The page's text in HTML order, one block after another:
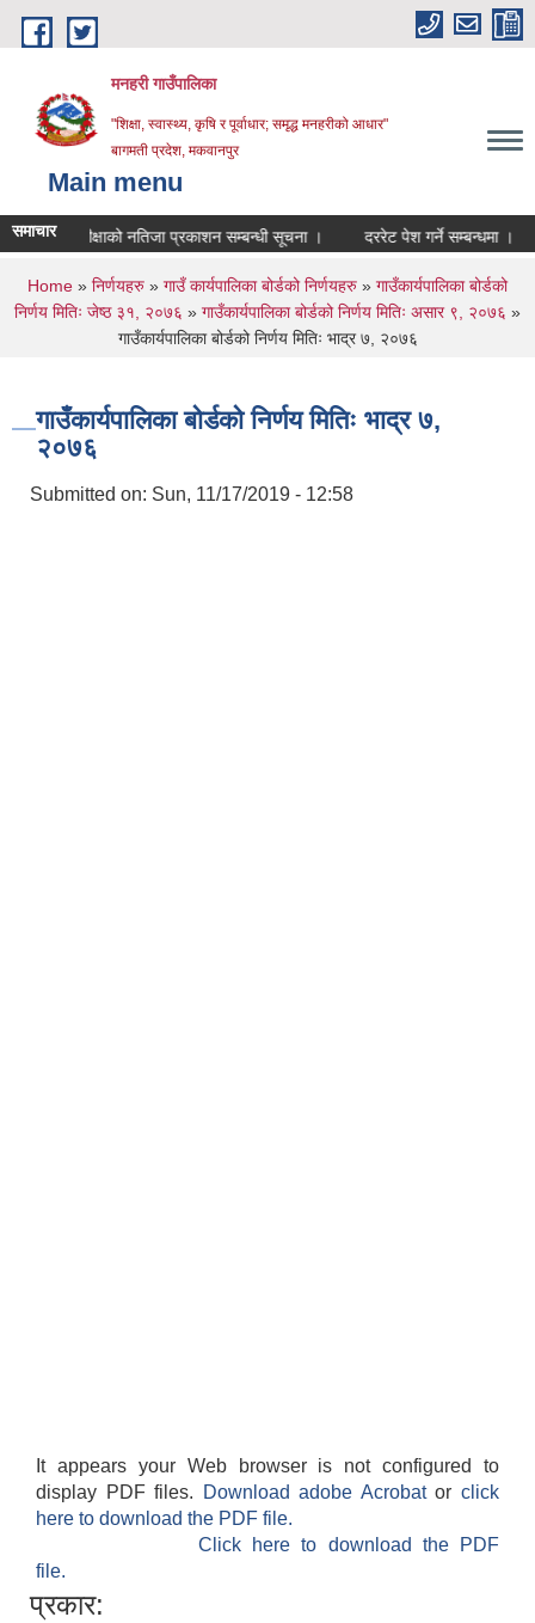
Skip to main content
मनहरी गाउँपालिका
"शिक्षा, स्वास्थ्य, कृषि र पूर्वाधार; समृद्ध मनहरीको आधार"
बागमती प्रदेश, मकवानपुर
Main menu
समाचार
परीक्षाको नतिजा प्रकाशन सम्बन्धी सूचना । दररेट पेश गर्ने सम्बन्धमा ।
You are here
Home » निर्णयहरु » गाउँ कार्यपालिका बोर्डको निर्णयहरु » गाउँकार्यपालिका बोर्डको
निर्णय मितिः जेष्ठ ३१, २०७६ » गाउँकार्यपालिका बोर्डको निर्णय मितिः असार ९, २०७६ »
गाउँकार्यपालिका बोर्डको निर्णय मितिः भाद्र ७, २०७६
गाउँकार्यपालिका बोर्डको निर्णय मितिः भाद्र ७,
२०७६
Submitted on: Sun, 11/17/2019 - 12:58
It appears your Web browser is not configured to
display PDF files.
Download adobe Acrobatorclick
here to download the PDF file.
Click here to download the PDF
file.
प्रकार: